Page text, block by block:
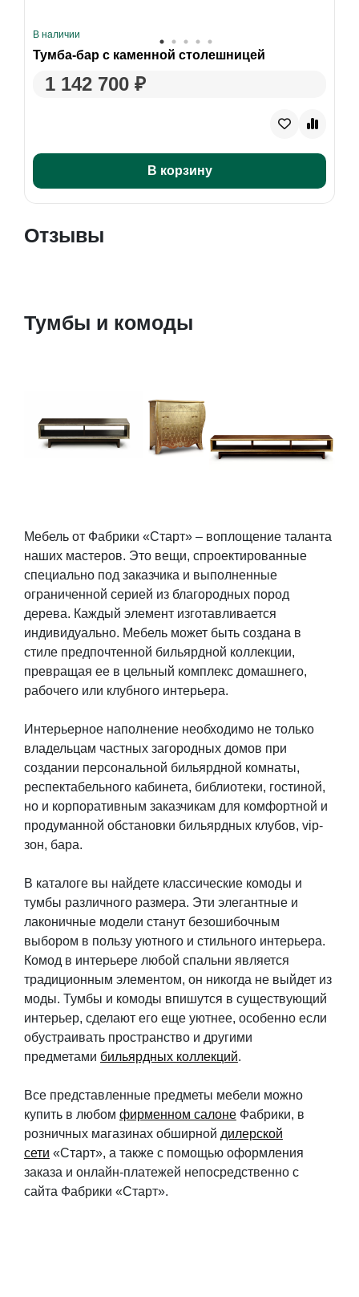
В наличии
Тумба-бар с каменной столешницей
1 142 700 ₽
В корзину
Отзывы
Тумбы и комоды
Мебель от Фабрики «Старт» – воплощение таланта
наших мастеров. Это вещи, спроектированные
специально под заказчика и выполненные
ограниченной серией из благородных пород
дерева. Каждый элемент изготавливается
индивидуально. Мебель может быть создана в
стиле предпочтенной бильярдной коллекции,
превращая ее в цельный комплекс домашнего,
рабочего или клубного интерьера.
Интерьерное наполнение необходимо не только
владельцам частных загородных домов при
создании персональной бильярдной комнаты,
респектабельного кабинета, библиотеки, гостиной,
но и корпоративным заказчикам для комфортной и
продуманной обстановки бильярдных клубов, vip-
зон, бара.
В каталоге вы найдете классические комоды и
тумбы различного размера. Эти элегантные и
лаконичные модели станут безошибочным
выбором в пользу уютного и стильного интерьера.
Комод в интерьере любой спальни является
традиционным элементом, он никогда не выйдет из
моды. Тумбы и комоды впишутся в существующий
интерьер, сделают его еще уютнее, особенно если
обустраивать пространство и другими
предметами бильярдных коллекций.
Все представленные предметы мебели можно
купить в любом фирменном салонеФабрики, в
розничных магазинах обширной дилерской
сети «Старт», а также с помощью оформления
заказа и онлайн-платежей непосредственно с
сайта Фабрики «Старт».